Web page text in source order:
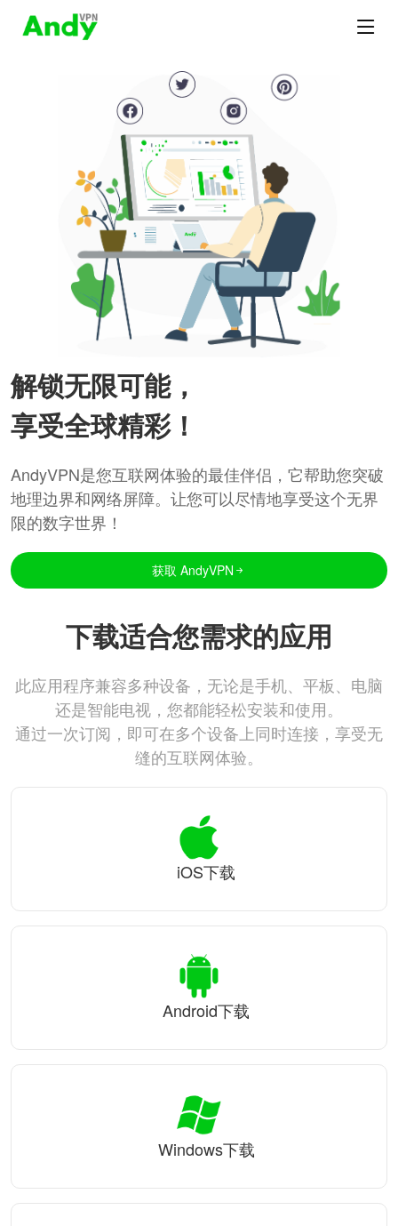
解锁无限可能，
享受全球精彩！
AndyVPN是您互联网体验的最佳伴侣，它帮助您突破
地理边界和网络屏障。让您可以尽情地享受这个无界
限的数字世界！
获取 AndyVPN
下载适合您需求的应用
此应用程序兼容多种设备，无论是手机、平板、电脑
还是智能电视，您都能轻松安装和使用。
通过一次订阅，即可在多个设备上同时连接，享受无
缝的互联网体验。
iOS下载
Android下载
Windows下载